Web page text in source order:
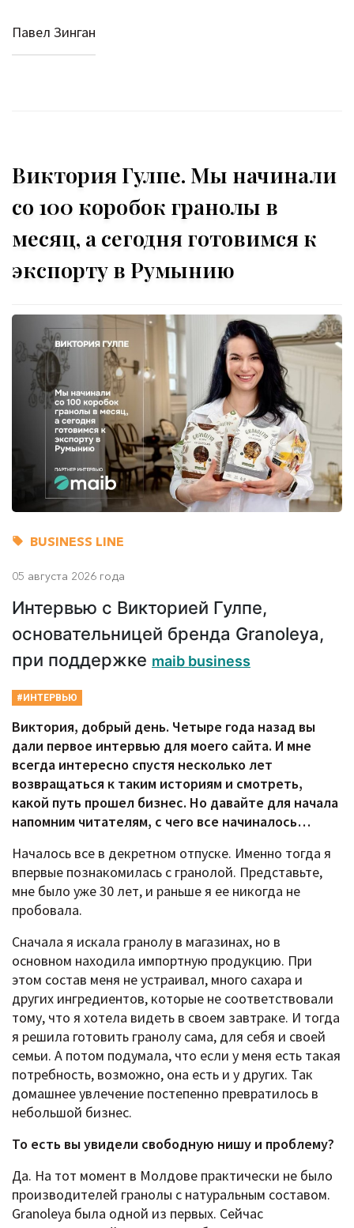
Павел Зинган
BUSINESS LINE
05 августа 2026 года
Виктория Гулпе. Мы начинали
со 100 коробок гранолы в
месяц, а сегодня готовимся к
экспорту в Румынию
Интервью с Викторией Гулпе,
основательницей бренда Granoleya,
при поддержке maib business
#ИНТЕРВЬЮ
Виктория, добрый день. Четыре года назад вы
дали первое интервью для моего сайта. И мне
всегда интересно спустя несколько лет
возвращаться к таким историям и смотреть,
какой путь прошел бизнес. Но давайте для начала
напомним читателям, с чего все начиналось…
Началось все в декретном отпуске. Именно тогда я
впервые познакомилась с гранолой. Представьте,
мне было уже 30 лет, и раньше я ее никогда не
пробовала.
Сначала я искала гранолу в магазинах, но в
основном находила импортную продукцию. При
этом состав меня не устраивал, много сахара и
других ингредиентов, которые не соответствовали
тому, что я хотела видеть в своем завтраке. И тогда
я решила готовить гранолу сама, для себя и своей
семьи. А потом подумала, что если у меня есть такая
потребность, возможно, она есть и у других. Так
домашнее увлечение постепенно превратилось в
небольшой бизнес.
То есть вы увидели свободную нишу и проблему?
Да. На тот момент в Молдове практически не было
производителей гранолы с натуральным составом.
Granoleya была одной из первых. Сейчас